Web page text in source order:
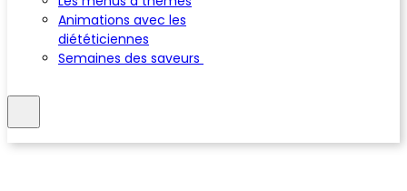
Animations avec les
diététiciennes
Semaines des saveurs